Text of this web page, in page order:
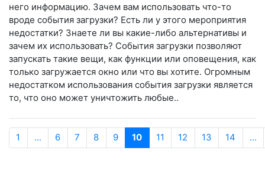
него информацию. Зачем вам использовать что-то
вроде события загрузки? Есть ли у этого мероприятия
недостатки? Знаете ли вы какие-либо альтернативы и
зачем их использовать? События загрузки позволяют
запускать такие вещи, как функции или оповещения, как
только загружается окно или что вы хотите. Огромным
недостатком использования события загрузки является
то, что оно может уничтожить любые..
1 ... 6 7 8 9 10 11 12 13 14 ...